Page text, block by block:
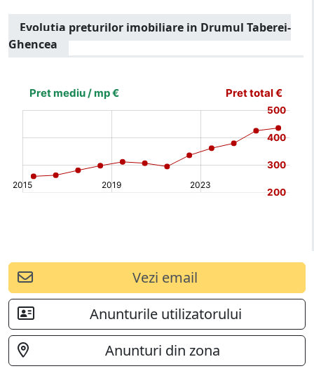
Evolutia preturilor imobiliare in Drumul Taberei-
Ghencea
Vezi email
Anunturile utilizatorului
Anunturi din zona